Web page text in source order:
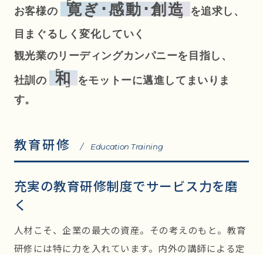
お客様の
寛ぎ･感動･創造
を追求し、
目まぐるしく変化していく
観光業のリーディングカンパニーを目指し、
社訓の 和
をモットーに邁進してまいりま
す。
教育研修 / Education Training
充実の教育研修制度でサービス力を磨
く
人材こそ、企業の最大の資産。その考えのもと。教育
研修には特に力を入れています。内外の講師による定